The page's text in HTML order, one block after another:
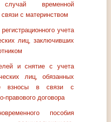
временной
с материнством
учета
лиц, заключивших
и снятие с учета
лиц, обязанных
взносы в связи с
правового договора
пособия